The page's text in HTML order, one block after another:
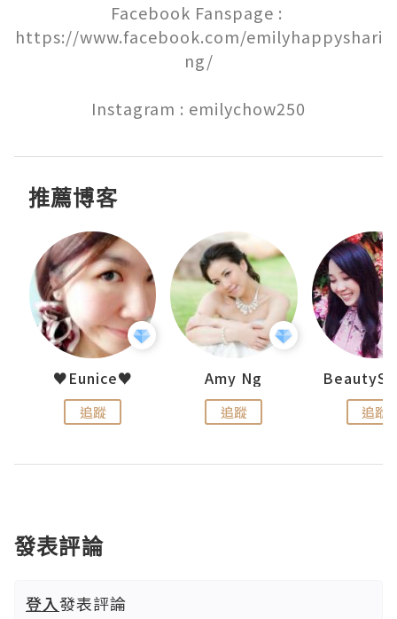
Facebook Fanspage :
https://www.facebook.com/emilyhappyshari
ng/
Instagram : emilychow250
推薦博客
♥Eunice♥
追蹤
Amy Ng
追蹤 追蹤
發表評論
登入發表評論